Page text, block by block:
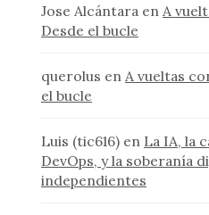
Jose Alcántara en A
Desde el bucle
querolus en A vueltas
el bucle
Luis (tic616) en La IA, la
DevOps, y la soberanía
independientes